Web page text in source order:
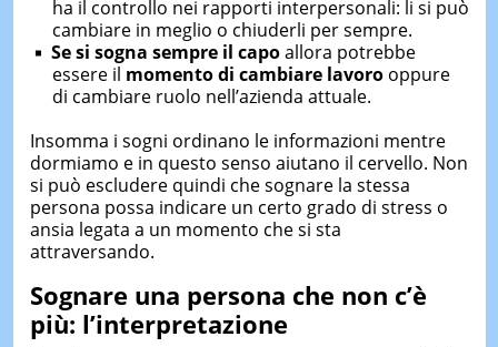
ha il controllo nei rapporti interpersonali: li si può
cambiare in meglio o chiuderli per sempre.
Se si sogna sempre il capoallora potrebbe
essere il momento di cambiare lavorooppure
di cambiare ruolo nell’azienda attuale.
Insomma i sogni ordinano le informazioni mentre
dormiamo e in questo senso aiutano il cervello. Non
si può escludere quindi che sognare la stessa
persona possa indicare un certo grado di stress o
ansia legata a un momento che si sta
attraversando.
Sognare una persona che non c’è
più: l’interpretazione